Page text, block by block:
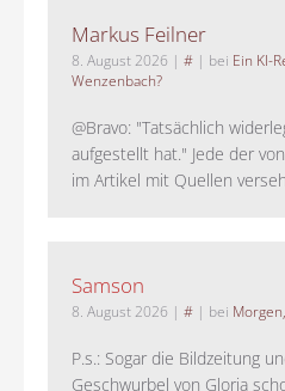
Markus Feilner
8. August 2026 | # | bei Ein KI-
Wenzenbach?
@Bravo: "Tatsächlich
aufgestellt hat." Jede der
im Artikel mit Quellen
Samson
8. August 2026 | # | bei
P.s.: Sogar die Bildzeitung
Geschwurbel von Gloria